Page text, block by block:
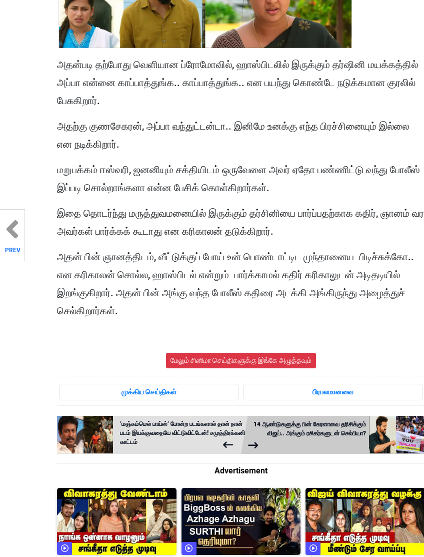
அதன்படி தற்போது வெளியான ப்ரோமோவில், ஹாஸ்பிடலில் இருக்கும் தர்ஷினி மயக்கத்தில்
அப்பா என்னை காப்பாத்துங்க.. காப்பாத்துங்க.. என பயந்து கொண்டே நடுக்கமான குரலில்
பேசுகிறார்.
அதற்கு குணசேகரன், அப்பா வந்துட்டன்டா.. இனிமே உனக்கு எந்த பிரச்சினையும் இல்லை
என நடிக்கிறார்.
மறுபக்கம் ஈஸ்வரி, ஜனனியும் சக்தியிடம் ஒருவேளை அவர் ஏதோ பண்ணிட்டு வந்து போலீஸ்
இப்படி சொல்றாங்களா என்ன பேசிக் கொள்கிறார்கள்.
இதை தொடர்ந்து மருத்துவமனையில் இருக்கும் தர்சினியை பார்ப்பதற்காக கதிர், ஞானம் வர
அவர்கள் பார்க்கக் கூடாது என கரிகாலன் தடுக்கிறார்.
அதன் பின் ஞானத்திடம், வீட்டுக்குப் போய் உன் பொண்டாட்டிட முந்தானைய பிடிச்சுக்கோ..
என கரிகாலன் சொல்ல, ஹாஸ்பிடல் என்றும் பார்க்காமல் கதிர் கரிகாலுடன் அடிதடியில்
இறங்குகிறார். அதன் பின் அங்கு வந்த போலீஸ் கதிரை அடக்கி அங்கிருந்து அழைத்துச்
செல்கிறார்கள்.
மேலும் சினிமா செய்திகளுக்கு இங்கே அழுத்தவும்
முக்கிய செய்திகள் பிரபலமானவை
’மஞ்சும்மெல் பாய்ஸ்’ போன்ற படங்களால் தான் நான்
படம் இயக்குவதையே விட்டுவிட்டேன்! சமுத்திரக்கனி
காட்டம்
14 ஆண்டுகளுக்கு பின் கேரளாவை தரிசிக்கும்
விஜய்.. அங்கும் ரசிகர்களுடன் செல்பியா?
PREV
Advertisement